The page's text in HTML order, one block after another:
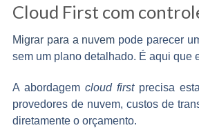
Cloud First com
Migrar para a nuvem pode parecer
sem um plano detalhado. É aqui que
A abordagemcloud firstprecisa
provedores de nuvem, custos de
diretamente o orçamento.